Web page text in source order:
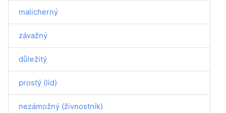
malicherný
závažný
důležitý
prostý (lid)
nezámožný (živnostník)